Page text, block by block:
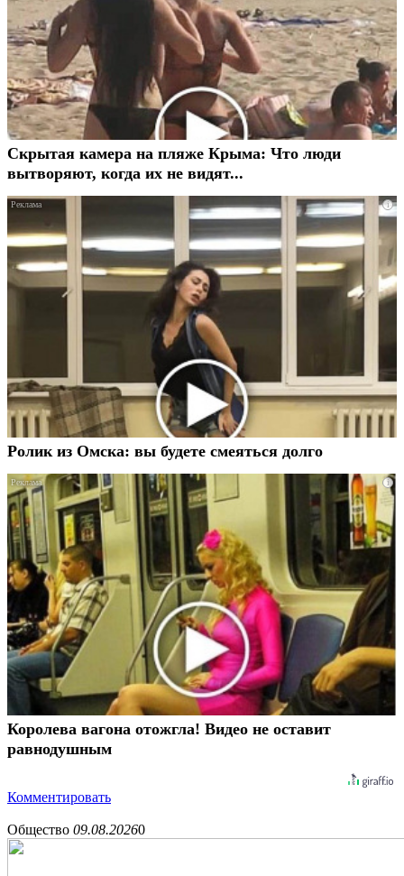
Скрытая камера на пляже Крыма: Что люди
вытворяют, когда их не видят...
i
Ролик из Омска: вы будете смеяться долго
i
Королева вагона отожгла! Видео не оставит
равнодушным
Комментировать
Общество 09.08.20260